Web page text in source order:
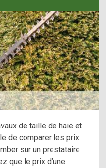
de taille de haie et
de comparer les prix
sur un prestataire
que le prix d’une